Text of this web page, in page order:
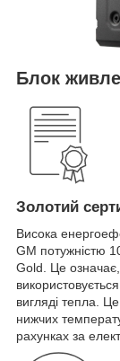
Блок
Золотий
Висока
GM потужністю
Gold. Це
вигляді тепла.
нижчих
рахунках за